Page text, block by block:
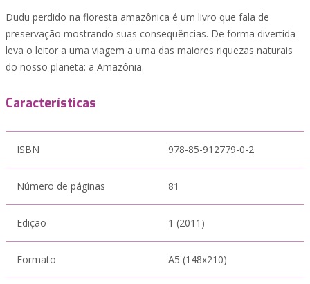
Dudu perdido na floresta amazônica é um livro que fala de
preservação mostrando suas consequências. De forma divertida
leva o leitor a uma viagem a uma das maiores riquezas naturais
do nosso planeta: a Amazônia.
Características
ISBN 978-85-912779-0-2
Número de páginas 81
Edição 1 (2011)
Formato A5 (148x210)